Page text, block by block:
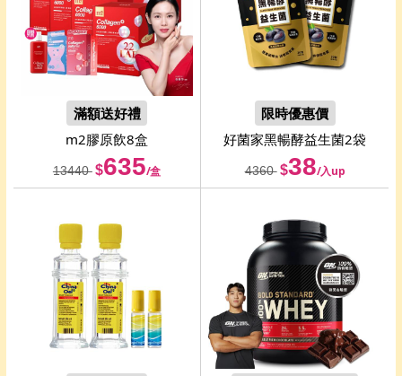
滿額送好禮
m2膠原飲8盒
13440 $635/盒
限時優惠價
好菌家黑暢酵益生菌2袋
4360 $38/入up